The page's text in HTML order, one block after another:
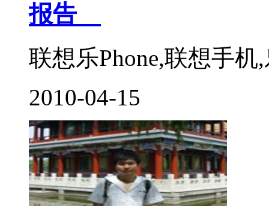
报告
联想乐Phone,联想手机,
2010-04-15